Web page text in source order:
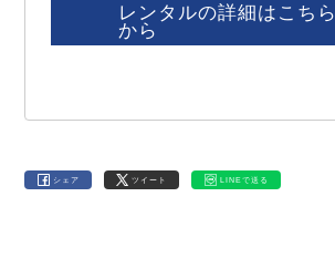
レンタルの詳細はこちら
から
シェア ツイート LINEで送る